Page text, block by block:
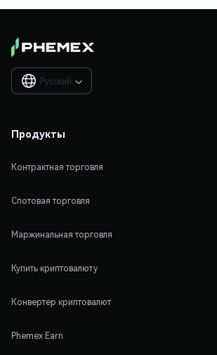
Русский 
Продукты
Контрактная торговля
Спотовая торговля
Маржинальная торговля
Купить криптовалюту
Конвертер криптовалют
Phemex Earn